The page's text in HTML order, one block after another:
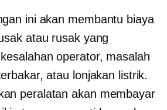
ini akan membantu biaya
atau rusak yang
operator, masalah
atau lonjakan listrik.
peralatan akan membayar